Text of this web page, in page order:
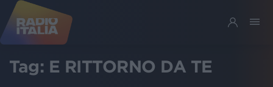
Tag: E RITTORNO DA TE